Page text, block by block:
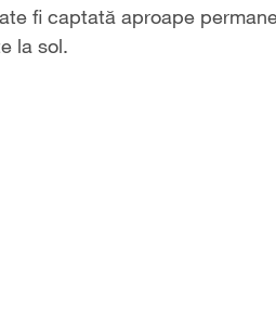
fi captată aproape
la sol.